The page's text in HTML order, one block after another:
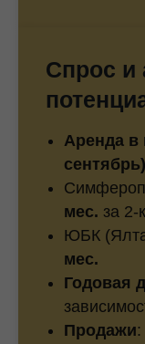
Спрос и
Аренда в
сентябрь)
мес. за 2-
ЮБК
мес.
Годовая
Продажи